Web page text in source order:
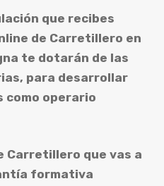
que recibes
de Carretillero en
te dotarán de las
para desarrollar
como operario
Carretillero que vas a
formativa